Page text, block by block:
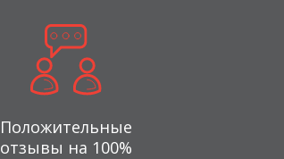
Положительные
отзывы на 100%